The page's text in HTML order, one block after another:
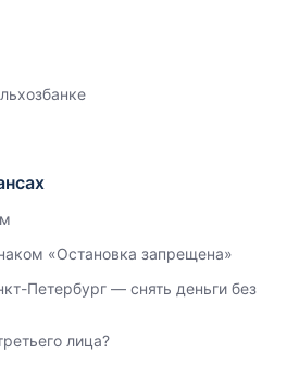
«Остановка запрещена»
Петербург — снять деньги без
лица?